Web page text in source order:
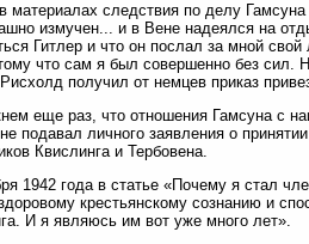
материалах следствия по делу
измучен... и в Вене надеялся на
Гитлер и что он послал за мной
что сам я был совершенно без сил.
получил от немцев приказ
еще раз, что отношения Гамсуна с
подавал личного заявления о
Квислинга и Тербовена.
1942 года в статье «Почему я стал
крестьянскому сознанию и
И я являюсь им вот уже много лет».